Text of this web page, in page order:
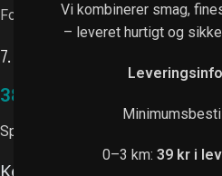
Vi kombinerer smag,
– leveret hurtigt og
0–3 km: 39 kr i
Forside Forretter
7. Kimchi
38,00
Spice it up, korean style